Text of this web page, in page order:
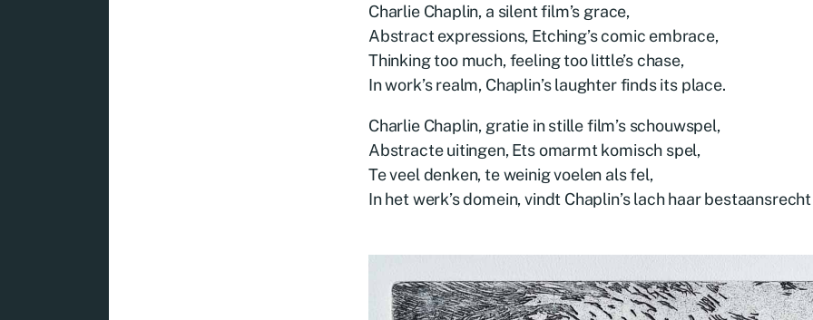
Charlie Chaplin, a silent film’s grace,
Abstract expressions, Etching’s comic embrace,
Thinking too much, feeling too little’s chase,
In work’s realm, Chaplin’s laughter finds its place.
Charlie Chaplin, gratie in stille film’s schouwspel,
Abstracte uitingen, Ets omarmt komisch spel,
Te veel denken, te weinig voelen als fel,
In het werk’s domein, vindt Chaplin’s lach haar